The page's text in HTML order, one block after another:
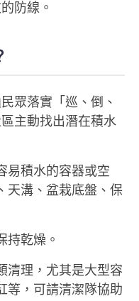
防線。
眾落實「巡、倒、
主動找出潛在積水
易積水的容器或空
天溝、盆栽底盤、保
持乾燥。
清理，尤其是大型容
等，可請清潔隊協助